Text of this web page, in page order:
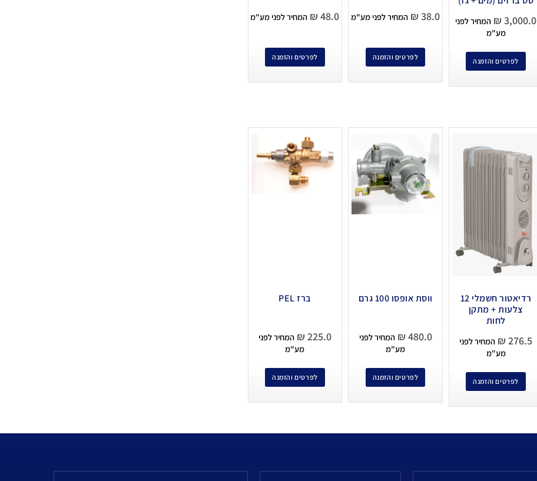
₪ 3,000.0
המחיר לפני
מע"מ
לפרטים והזמנה
₪ 38.0 המחיר לפני מע"מ
לפרטים והזמנה
₪ 48.0 המחיר לפני מע"מ
לפרטים והזמנה
רדיאטור חשמלי 12
צלעות + מתקן
לחות
₪ 276.5
המחיר לפני
מע"מ
לפרטים והזמנה
ווסת אופסו 100 גרם
₪ 480.0
המחיר לפני
מע"מ
לפרטים והזמנה
ברז PEL
₪ 225.0
המחיר לפני
מע"מ
לפרטים והזמנה